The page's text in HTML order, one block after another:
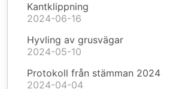
Kantklippning
2024-06-16
Hyvling av grusvägar
2024-05-10
Protokoll från stämman 2024
2024-04-04